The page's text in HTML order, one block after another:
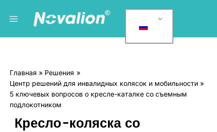
содержанию
Главное
меню
у
к
и
Главная
Решения
Центр решений для инвалидных колясок и мобильности
5 ключевых вопросов о кресле-каталке со съемным
подлокотником
Кресло-коляска со